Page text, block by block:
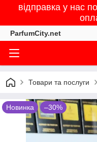
відправка у нас
ParfumCity.net
Товари та послуги
Новинка –30%